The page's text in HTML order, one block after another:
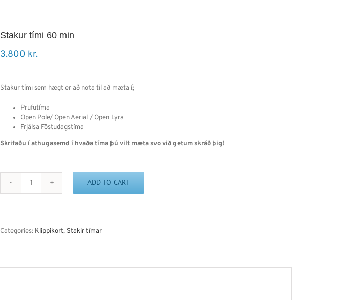
Stakur tími 60 min
3.800 kr.
Stakur tími sem hægt er að nota til að mæta í;
Prufutíma
Open Pole/ Open Aerial / Open Lyra
Frjálsa Föstudagstíma
Skrifaðu í athugasemd í hvaða tíma þú vilt mæta svo við getum skráð þig!
Stakur
tími
ADD TO CART
Categories: Klippikort, Stakir tímar